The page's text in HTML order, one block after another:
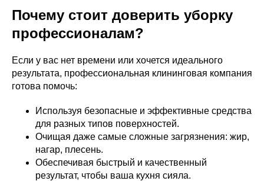
Почему стоит доверить уборку
профессионалам?
Если у вас нет времени или хочется идеального
результата, профессиональная клининговая компания
готова помочь:
Используя безопасные и эффективные средства
для разных типов поверхностей.
Очищая даже самые сложные загрязнения: жир,
нагар, плесень.
Обеспечивая быстрый и качественный
результат, чтобы ваша кухня сияла.